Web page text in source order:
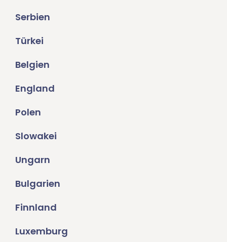
Serbien
Türkei
Belgien
England
Polen
Slowakei
Ungarn
Bulgarien
Finnland
Luxemburg